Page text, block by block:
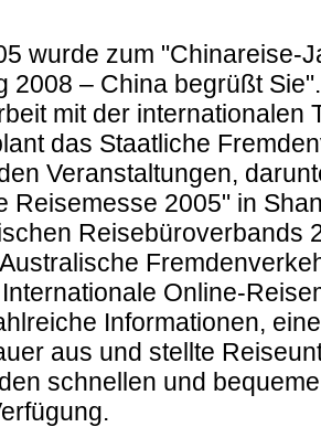
wurde zum "Chinareise-
2008 – China begrüßt
mit der internationalen
das Staatliche
Veranstaltungen,
Reisemesse 2005" in
Reisebüroverbands
Online-
Informationen,
aus und stellte
schnellen und